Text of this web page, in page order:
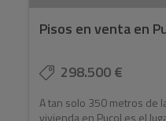
Pisos en venta en
298.500 €
A tan solo 350 metros de
vivienda en Puçol es el